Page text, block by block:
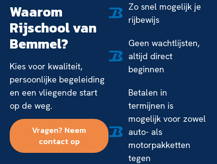
Waarom
Rijschool van
Bemmel?
Kies voor kwaliteit,
persoonlijke begeleiding
en een vliegende start
op de weg.
Vragen? Neem
contact op
Zo snel mogelijk je
rijbewijs
Geen wachtlijsten,
altijd direct
beginnen
Betalen in
termijnen is
mogelijk voor zowel
auto- als
motorpakketten
tegen